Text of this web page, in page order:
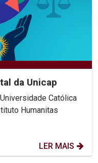
da Unicap
Humanitas
LER MAIS